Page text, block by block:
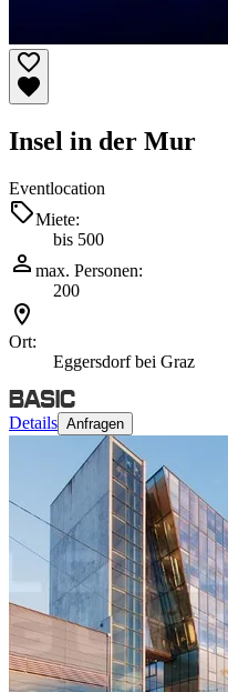
Insel in der Mur
Eventlocation
Miete:
bis 500
max. Personen:
200
Ort:
Eggersdorf bei Graz
Details Anfragen